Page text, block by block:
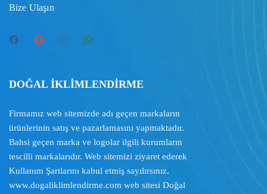
Bize Ulaşın
DOĞAL İKLİMLENDİRME
Firmamız web sitemizde adı geçen markaların
ürünlerinin satış ve pazarlamasını yapmaktadır.
Bahsi geçen marka ve logolar ilgili kurumların
tescilli markalarıdır. Web sitemizi ziyaret ederek
Kullanım Şartlarını kabul etmiş sayılırsınız.
www.dogaliklimlendirme.com web sitesi Doğal